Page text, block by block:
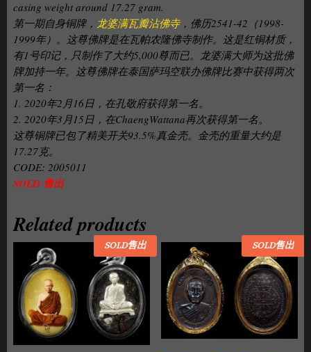
casing weight around 17.27 gram.
第一期自身铜牌， 龙婆满瓦瓣沾佛寺，佛历2541-42（1998-
1999年）。这尊佛牌是在瓦帕农隆佛寺制作。这是红铜材质，
有1号印记，只制作了大约5,000尊而已。龙婆满大师为这批佛
牌加持一年。这尊佛牌在泰国萨玛空联办佛牌比赛中获得两次
第一名：
1. 2020年2月16日，在孔敬府获得第一名。
2. 2020年3月15日，在ChaengWattana再次获得第一名。
这尊铜牌已包了精美开关93.5%真金壳。金壳的重量大约是
17.27克。
CODE: 2005011
SOLD 售出
Related products
SOLD售出 SOLD售出